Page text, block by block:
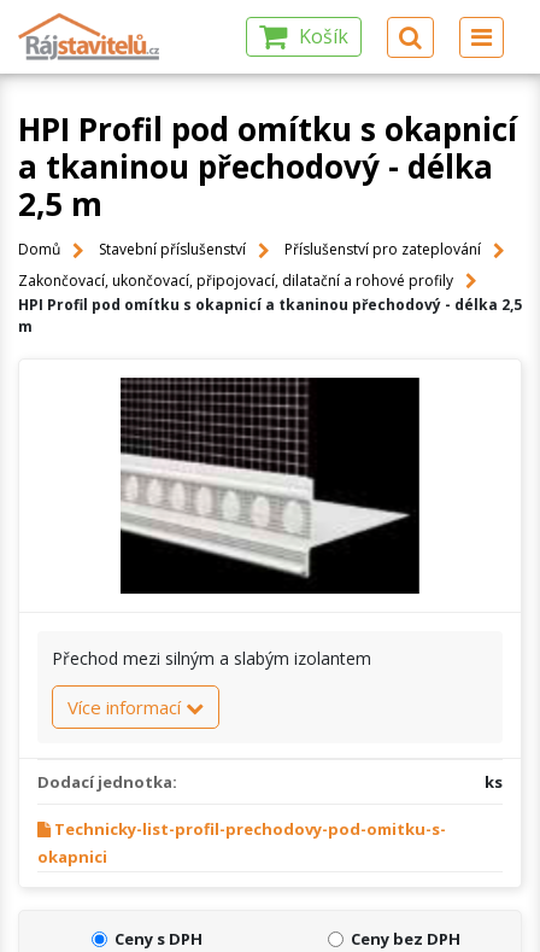
Košík
HPI Profil pod omítku s okapnicí
a tkaninou přechodový - délka
2,5 m
Domů Stavební příslušenství
Příslušenství pro zateplování
Zakončovací, ukončovací, připojovací, dilatační a rohové profily
HPI Profil pod omítku s okapnicí a tkaninou přechodový - délka 2,5
m
Přechod mezi silným a slabým izolantem
Více informací
Dodací jednotka: ks
Technicky-list-profil-prechodovy-pod-omitku-s-
okapnici
Ceny s DPH Ceny bez DPH